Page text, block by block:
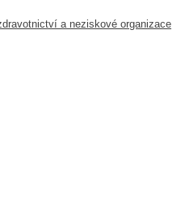
a neziskové organizace